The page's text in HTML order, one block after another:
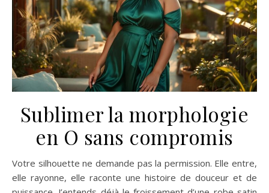
Sublimer la morphologie
en O sans compromis
Votre silhouette ne demande pas la permission. Elle entre,
elle rayonne, elle raconte une histoire de douceur et de